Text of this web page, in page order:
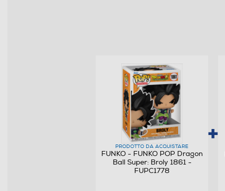
PRODOTTO DA ACQUISTARE
FUNKO - FUNKO POP Dragon
Ball Super: Broly 1861 -
FUPC1778